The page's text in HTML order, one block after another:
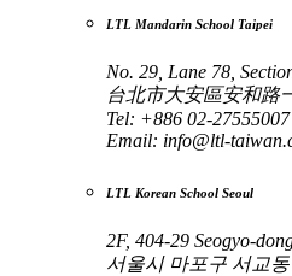
LTL Mandarin School Taipei
No. 29, Lane 78,
台北市大安區安和路
Tel: +886 02-27555007
Email: info@ltl-
LTL Korean School Seoul
2F, 404-29 Seogyo-
서울시 마포구 서교동